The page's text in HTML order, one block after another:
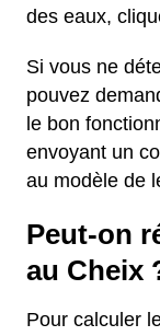
des eaux,
Si vous ne
pouvez
le bon
envoyant un
au modèle de
Peut-on
au Cheix
Pour calculer